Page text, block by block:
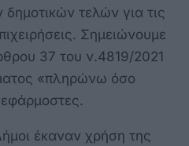
τελών για τις
Σημειώνουμε
37 του ν.4819/2021
«πληρώνω όσο
έκαναν χρήση της